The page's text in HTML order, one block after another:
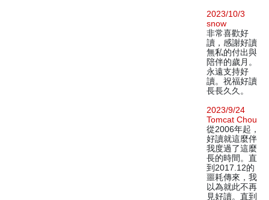
2023/10/3
snow
非常喜歡好
讀，感謝好讀
無私的付出與
陪伴的歲月。
永遠支持好
讀。祝福好讀
長長久久。
2023/9/24
Tomcat Chou
從2006年起，
好讀就這麼伴
我度過了這麼
長的時間。直
到2017.12的
噩耗傳來，我
以為就此不再
見好讀。直到